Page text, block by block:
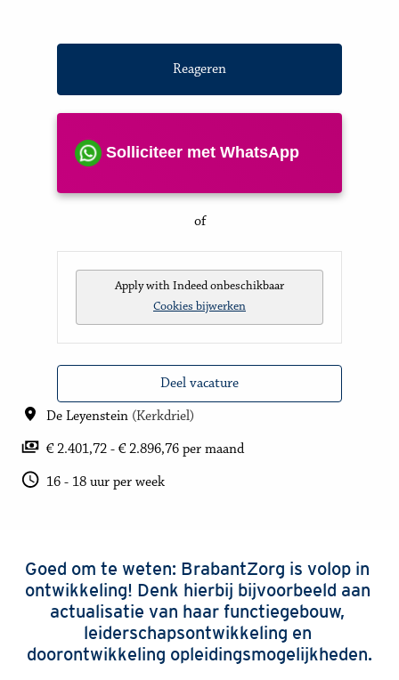
Reageren
Solliciteer met WhatsApp
of
Apply with Indeed onbeschikbaar
Cookies bijwerken
Deel vacature
De Leyenstein (Kerkdriel)
€ 2.401,72 - € 2.896,76 per maand
16 - 18 uur per week
Goed om te weten: BrabantZorg is volop in
ontwikkeling! Denk hierbij bijvoorbeeld aan
actualisatie van haar functiegebouw,
leiderschapsontwikkeling en
doorontwikkeling opleidingsmogelijkheden.